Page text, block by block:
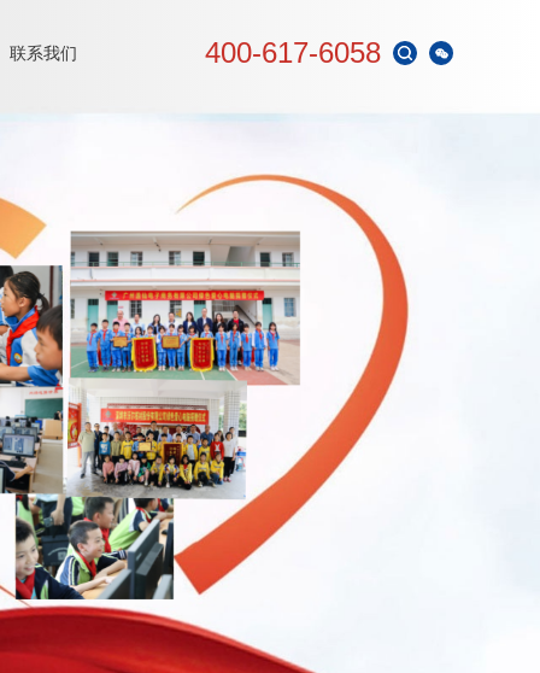
联系我们 400-617-6058